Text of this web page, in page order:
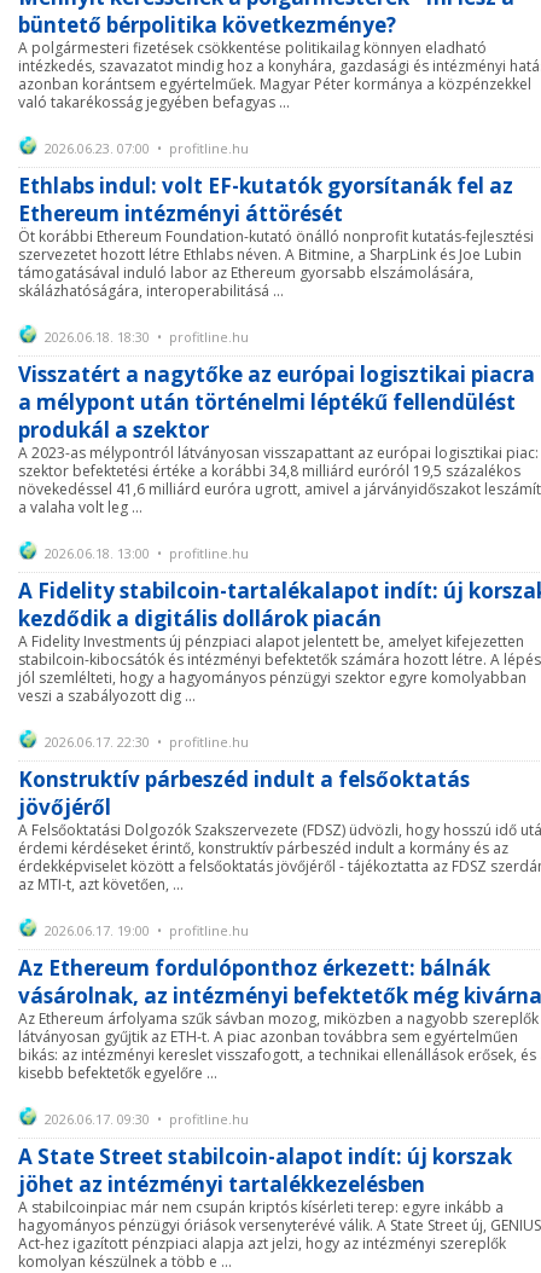
büntető bérpolitika következménye?
A polgármesteri fizetések csökkentése politikailag könnyen eladható
intézkedés, szavazatot mindig hoz a konyhára, gazdasági és intézményi
azonban korántsem egyértelműek. Magyar Péter kormánya a közpénzekkel
való takarékosság jegyében befagyas ...
2026.06.23. 07:00 • profitline.hu
Ethlabs indul: volt EF-kutatók gyorsítanák fel az
Ethereum intézményi áttörését
Öt korábbi Ethereum Foundation-kutató önálló nonprofit kutatás-fejlesztési
szervezetet hozott létre Ethlabs néven. A Bitmine, a SharpLink és Joe Lubin
támogatásával induló labor az Ethereum gyorsabb elszámolására,
skálázhatóságára, interoperabilitásá ...
2026.06.18. 18:30 • profitline.hu
Visszatért a nagytőke az európai logisztikai piacra
a mélypont után történelmi léptékű fellendülést
produkál a szektor
A 2023-as mélypontról látványosan visszapattant az európai logisztikai
szektor befektetési értéke a korábbi 34,8 milliárd euróról 19,5 százalékos
növekedéssel 41,6 milliárd euróra ugrott, amivel a járványidőszakot
a valaha volt leg ...
2026.06.18. 13:00 • profitline.hu
A Fidelity stabilcoin-tartalékalapot indít: új
kezdődik a digitális dollárok piacán
A Fidelity Investments új pénzpiaci alapot jelentett be, amelyet kifejezetten
stabilcoin-kibocsátók és intézményi befektetők számára hozott létre. A lépés
jól szemlélteti, hogy a hagyományos pénzügyi szektor egyre komolyabban
veszi a szabályozott dig ...
2026.06.17. 22:30 • profitline.hu
Konstruktív párbeszéd indult a felsőoktatás
jövőjéről
A Felsőoktatási Dolgozók Szakszervezete (FDSZ) üdvözli, hogy hosszú idő
érdemi kérdéseket érintő, konstruktív párbeszéd indult a kormány és az
érdekképviselet között a felsőoktatás jövőjéről - tájékoztatta az FDSZ
az MTI-t, azt követően, ...
2026.06.17. 19:00 • profitline.hu
Az Ethereum fordulóponthoz érkezett: bálnák
vásárolnak, az intézményi befektetők még
Az Ethereum árfolyama szűk sávban mozog, miközben a nagyobb szereplők
látványosan gyűjtik az ETH-t. A piac azonban továbbra sem egyértelműen
bikás: az intézményi kereslet visszafogott, a technikai ellenállások erősek, és
kisebb befektetők egyelőre ...
2026.06.17. 09:30 • profitline.hu
A State Street stabilcoin-alapot indít: új korszak
jöhet az intézményi tartalékkezelésben
A stabilcoinpiac már nem csupán kriptós kísérleti terep: egyre inkább a
hagyományos pénzügyi óriások versenyterévé válik. A State Street új, GENIUS
Act-hez igazított pénzpiaci alapja azt jelzi, hogy az intézményi szereplők
komolyan készülnek a több e ...